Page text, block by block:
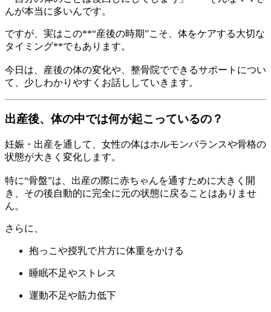
んが本当に多いんです。
ですが、実はこの**“産後の時期”こそ、体をケアする大切な
タイミング**でもあります。
今日は、産後の体の変化や、整骨院でできるサポートについ
て、少しわかりやすくお話ししていきます。
出産後、体の中では何が起こっているの？
妊娠・出産を通して、女性の体はホルモンバランスや骨格の
状態が大きく変化します。
特に“骨盤”は、出産の際に赤ちゃんを通すために大きく開
き、その後自動的に完全に元の状態に戻ることはありませ
ん。
さらに、
抱っこや授乳で片方に体重をかける
睡眠不足やストレス
運動不足や筋力低下